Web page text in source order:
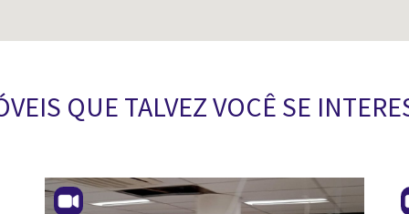
QUE TALVEZ VOCÊ SE